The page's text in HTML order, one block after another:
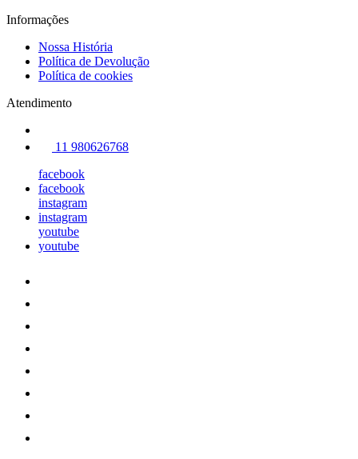
Informações
Nossa História
Política de Devolução
Política de cookies
Atendimento
11 980626768
facebook
facebook
instagram
instagram
youtube
youtube